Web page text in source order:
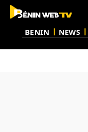
BENIN NEWS